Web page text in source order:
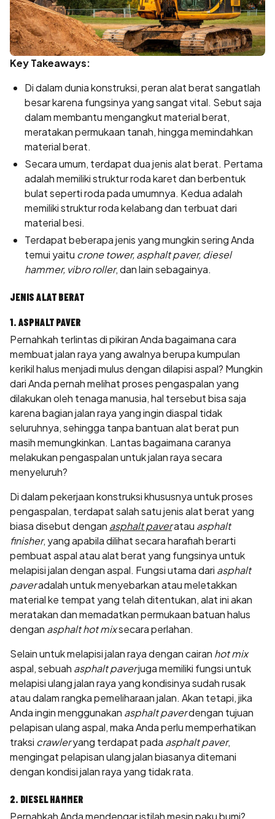
Key Takeaways:
Di dalam dunia konstruksi, peran alat berat sangatlah
besar karena fungsinya yang sangat vital. Sebut saja
dalam membantu mengangkut material berat,
meratakan permukaan tanah, hingga memindahkan
material berat.
Secara umum, terdapat dua jenis alat berat. Pertama
adalah memiliki struktur roda karet dan berbentuk
bulat seperti roda pada umumnya. Kedua adalah
memiliki struktur roda kelabang dan terbuat dari
material besi.
Terdapat beberapa jenis yang mungkin sering Anda
temui yaitu crone tower, asphalt paver, diesel
hammer, vibro roller, dan lain sebagainya.
JENIS ALAT BERAT
1. ASPHALT PAVER
Pernahkah terlintas di pikiran Anda bagaimana cara
membuat jalan raya yang awalnya berupa kumpulan
kerikil halus menjadi mulus dengan dilapisi aspal? Mungkin
dari Anda pernah melihat proses pengaspalan yang
dilakukan oleh tenaga manusia, hal tersebut bisa saja
karena bagian jalan raya yang ingin diaspal tidak
seluruhnya, sehingga tanpa bantuan alat berat pun
masih memungkinkan. Lantas bagaimana caranya
melakukan pengaspalan untuk jalan raya secara
menyeluruh?
Di dalam pekerjaan konstruksi khususnya untuk proses
pengaspalan, terdapat salah satu jenis alat berat yang
biasa disebut dengan asphalt paveratau asphalt
finisher, yang apabila dilihat secara harafiah berarti
pembuat aspal atau alat berat yang fungsinya untuk
melapisi jalan dengan aspal. Fungsi utama dari asphalt
paveradalah untuk menyebarkan atau meletakkan
material ke tempat yang telah ditentukan, alat ini akan
meratakan dan memadatkan permukaan batuan halus
dengan asphalt hot mixsecara perlahan.
Selain untuk melapisi jalan raya dengan cairan hot mix
aspal, sebuah asphalt paverjuga memiliki fungsi untuk
melapisi ulang jalan raya yang kondisinya sudah rusak
atau dalam rangka pemeliharaan jalan. Akan tetapi, jika
Anda ingin menggunakan asphalt paverdengan tujuan
pelapisan ulang aspal, maka Anda perlu memperhatikan
traksi crawleryang terdapat pada asphalt paver,
mengingat pelapisan ulang jalan biasanya ditemani
dengan kondisi jalan raya yang tidak rata.
2. DIESEL HAMMER
Pernahkah Anda mendengar istilah mesin paku bumi?